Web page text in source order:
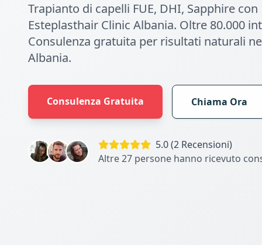
Trapianto di capelli FUE, DHI, Sapphire
Esteplasthair Clinic Albania. Oltre 80.000
Consulenza gratuita per risultati naturali
Albania.
Consulenza Gratuita Chiama Ora
5.0 (2 Recensioni)
Altre 27 persone hanno ricevuto